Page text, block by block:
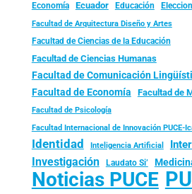
Economía Ecuador Educación
Facultad de Arquitectura Diseño y Artes
Facultad de Ciencias de la Educación
Facultad de Ciencias Humanas
Facultad de Comunicación
Facultad de Economía Facultad de
Facultad de Psicología
Facultad Internacional de Innovación PUCE-
Identidad Inteligencia Artificial
Investigación Laudato Si’
Noticias PUCE